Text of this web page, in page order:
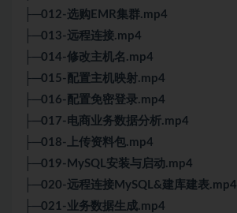
├─012-选购EMR集群.mp4
├─013-远程连接.mp4
├─014-修改主机名.mp4
├─015-配置主机映射.mp4
├─016-配置免密登录.mp4
├─017-电商业务数据分析.mp4
├─018-上传资料包.mp4
├─019-MySQL安装与启动.mp4
├─020-远程连接MySQL&建库建表.mp4
├─021-业务数据生成.mp4